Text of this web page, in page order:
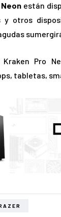
están
y otros
Kraken Pro
tabletas,